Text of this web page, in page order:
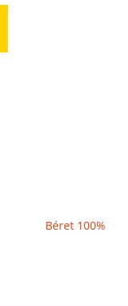
Béret 100%